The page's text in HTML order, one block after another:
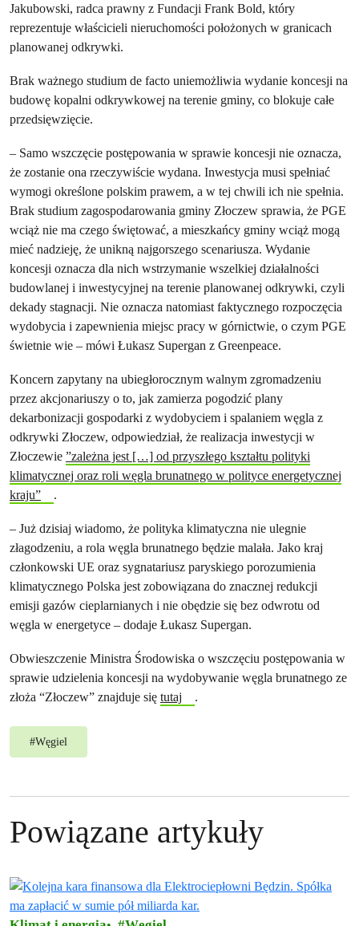
Jakubowski, radca prawny z Fundacji Frank Bold, który
reprezentuje właścicieli nieruchomości położonych w granicach
planowanej odkrywki.
Brak ważnego studium de facto uniemożliwia wydanie koncesji na
budowę kopalni odkrywkowej na terenie gminy, co blokuje całe
przedsięwzięcie.
– Samo wszczęcie postępowania w sprawie koncesji nie oznacza,
że zostanie ona rzeczywiście wydana. Inwestycja musi spełniać
wymogi określone polskim prawem, a w tej chwili ich nie spełnia.
Brak studium zagospodarowania gminy Złoczew sprawia, że PGE
wciąż nie ma czego świętować, a mieszkańcy gminy wciąż mogą
mieć nadzieję, że unikną najgorszego scenariusza. Wydanie
koncesji oznacza dla nich wstrzymanie wszelkiej działalności
budowlanej i inwestycyjnej na terenie planowanej odkrywki, czyli
dekady stagnacji. Nie oznacza natomiast faktycznego rozpoczęcia
wydobycia i zapewnienia miejsc pracy w górnictwie, o czym PGE
świetnie wie – mówi Łukasz Supergan z Greenpeace.
Koncern zapytany na ubiegłorocznym walnym zgromadzeniu
przez akcjonariuszy o to, jak zamierza pogodzić plany
dekarbonizacji gospodarki z wydobyciem i spalaniem węgla z
odkrywki Złoczew, odpowiedział, że realizacja inwestycji w
Złoczewie ”zależna jest […] od przyszłego kształtu polityki
klimatycznej oraz roli węgla brunatnego w polityce energetycznej
kraju”
.
– Już dzisiaj wiadomo, że polityka klimatyczna nie ulegnie
złagodzeniu, a rola węgla brunatnego będzie malała. Jako kraj
członkowski UE oraz sygnatariusz paryskiego porozumienia
klimatycznego Polska jest zobowiązana do znacznej redukcji
emisji gazów cieplarnianych i nie obędzie się bez odwrotu od
węgla w energetyce – dodaje Łukasz Supergan.
Obwieszczenie Ministra Środowiska o wszczęciu postępowania w
sprawie udzielenia koncesji na wydobywanie węgla brunatnego ze
złoża “Złoczew” znajduje się tutaj .
#Węgiel
Powiązane artykuły